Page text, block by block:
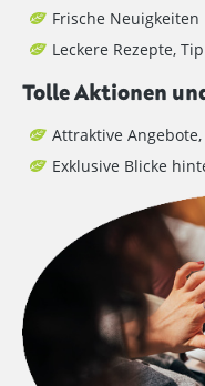
Frische
Leckere Rezepte,
Tolle Aktionen
Attraktive
Exklusive Blicke